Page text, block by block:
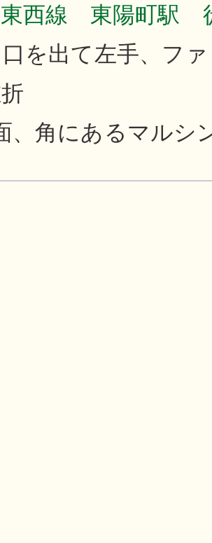
東西線 東陽町駅
を出て左手、フ
、角にあるマルシ